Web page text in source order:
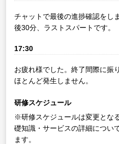
チャットで最後の進捗確認をし
後30分、ラストスパートです。
17:30
お疲れ様でした。終了間際に振
ほとんど発生しません。
研修スケジュール
※研修スケジュールは変更とな
礎知識・サービスの詳細につい
ます。